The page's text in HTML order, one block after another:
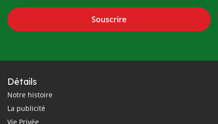
Souscrire
Détails
Notre histoire
La publicité
Vie Privée